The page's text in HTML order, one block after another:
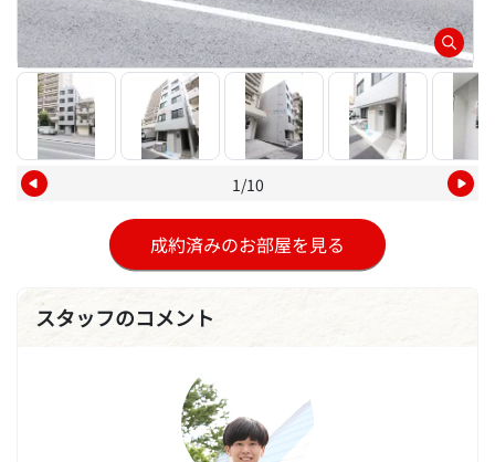
1/10
成約済みのお部屋を見る
スタッフのコメント